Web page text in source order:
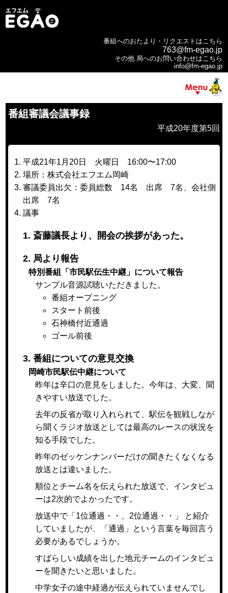
番組へのおたより・リクエストはこちら
763@fm-egao.jp
その他 局へのお問い合わせはこちら
info@fm-egao.jp
番組審議会議事録
平成20年度第5回
平成21年1月20日 火曜日 16:00〜17:00
場所：株式会社エフエム岡崎
審議委員出欠：委員総数 14名 出席 7名、会社側
出席 7名
議事
1. 斎藤議長より、開会の挨拶があった。
2. 局より報告
特別番組「市民駅伝生中継」について報告
サンプル音源試聴いただきました。
番組オープニング
スタート前後
石神橋付近通過
ゴール前後
3. 番組についての意見交換
岡崎市民駅伝中継について
昨年は辛口の意見をしました。今年は、大変、聞
きやすい放送でした。
去年の反省が取り入れられて、駅伝を観戦しなが
ら聞くラジオ放送としては最高のレースの状況を
知る手段でした。
昨年のゼッケンナンバーだけの聞きたくなくなる
放送とは違いました。
順位とチーム名を伝えられた放送で、インタビュ
ーは2次的でよかったです。
放送中で「1位通過・・、2位通過・・」 と紹介
していましたが、「通過」という言葉を毎回言う
必要があるでしょうか。
すばらしい成績を出した地元チームのインタビュ
ーを聞きたいと思いました。
中学女子の途中経過が伝えられていませんでし